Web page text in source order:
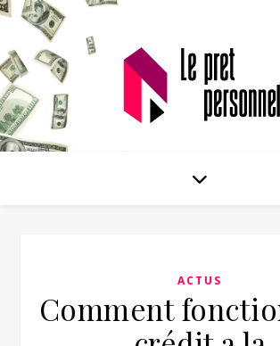
ACTUS
Comment